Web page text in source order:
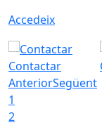
Accedeix
Contactar
AnteriorSegüent
1
2